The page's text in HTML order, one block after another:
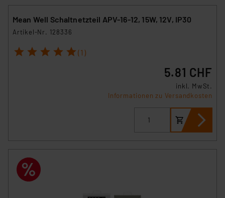
Mean Well Schaltnetzteil APV-16-12, 15W, 12V, IP30
Artikel-Nr. 128336
1 2 3 4 5 (1)
5.81 CHF
inkl. MwSt.
Informationen zu Versandkosten